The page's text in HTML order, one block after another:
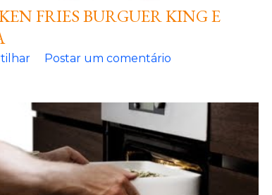
FRIES BURGUER KING E
Postar um comentário